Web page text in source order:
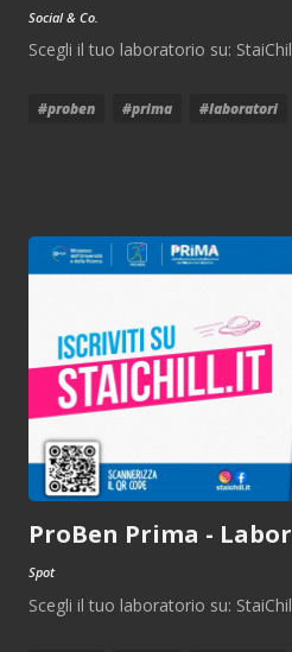
Social & Co.
Scegli il tuo laboratorio su:
#proben #prima #laboratori
ProBen Prima -
Spot
Scegli il tuo laboratorio su: